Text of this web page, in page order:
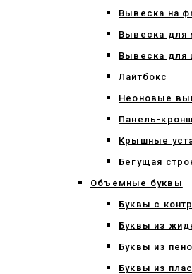
Вывеска на
Вывеска для
Вывеска для
Лайтбокс
Неоновые
Панель-
Крышные
Бегущая
Объемные буквы
Буквы с
Буквы из
Буквы из
Буквы из